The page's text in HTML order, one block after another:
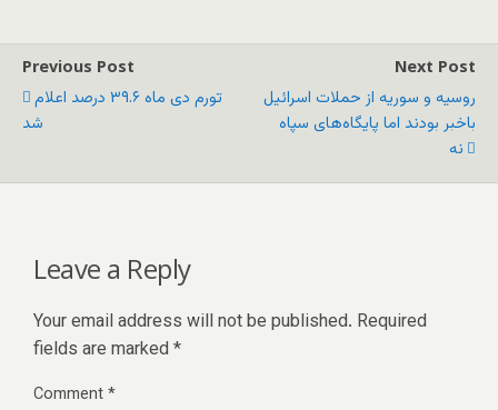
Previous Post
تورم دی ماه ۳۹.۶ درصد اعلام
شد
Next Post
روسیه و سوریه از حملات اسرائیل
باخبر بودند اما پایگاه‌های سپاه
نه
Leave a Reply
Your email address will not be published. Required
fields are marked *
Comment*